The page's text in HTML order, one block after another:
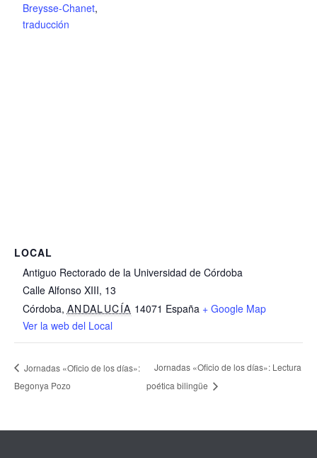
Breysse-Chanet,
traducción
LOCAL
Antiguo Rectorado de la Universidad de Córdoba
Calle Alfonso XIII, 13
Córdoba, ANDALUCÍA 14071 España + Google Map
Ver la web del Local
Jornadas «Oficio de los días»:
Begonya Pozo
Jornadas «Oficio de los días»: Lectura
poética bilingüe